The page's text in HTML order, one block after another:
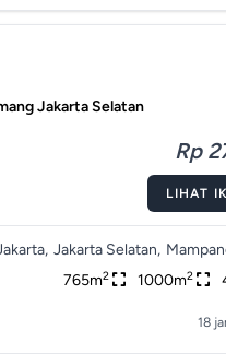
Jakarta Selatan
Rp
LIHAT
Jakarta Selatan,
765m2 1000m2
18